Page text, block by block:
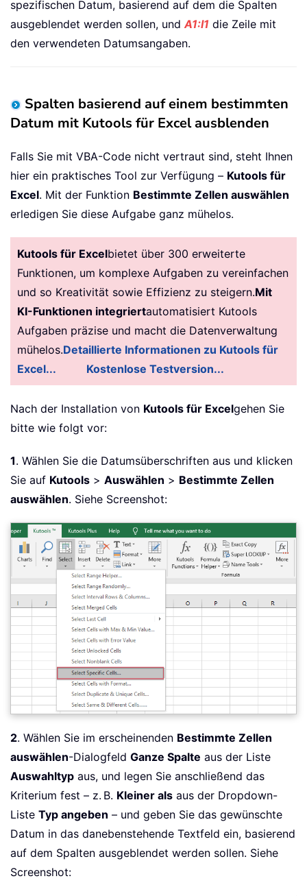
spezifischen Datum, basierend auf dem die Spalten
ausgeblendet werden sollen, und A1:I1 die Zeile mit
den verwendeten Datumsangaben.
Spalten basierend auf einem bestimmten
Datum mit Kutools für Excel ausblenden
Falls Sie mit VBA-Code nicht vertraut sind, steht Ihnen
hier ein praktisches Tool zur Verfügung – Kutools für
Excel. Mit der Funktion Bestimmte Zellen auswählen
erledigen Sie diese Aufgabe ganz mühelos.
Kutools für Excelbietet über 300 erweiterte
Funktionen, um komplexe Aufgaben zu vereinfachen
und so Kreativität sowie Effizienz zu steigern.Mit
KI-Funktionen integriertautomatisiert Kutools
Aufgaben präzise und macht die Datenverwaltung
mühelos.Detaillierte Informationen zu Kutools für
Excel...
Kostenlose Testversion...
Nach der Installation von Kutools für Excelgehen Sie
bitte wie folgt vor:
1. Wählen Sie die Datumsüberschriften aus und klicken
Sie auf Kutools > Auswählen > Bestimmte Zellen
auswählen. Siehe Screenshot:
2. Wählen Sie im erscheinenden Bestimmte Zellen
auswählen-Dialogfeld Ganze Spalte aus der Liste
Auswahltyp aus, und legen Sie anschließend das
Kriterium fest – z. B. Kleiner als aus der Dropdown-
Liste Typ angeben – und geben Sie das gewünschte
Datum in das danebenstehende Textfeld ein, basierend
auf dem Spalten ausgeblendet werden sollen. Siehe
Screenshot: